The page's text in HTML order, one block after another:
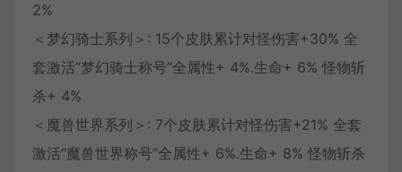
2%
＜梦幻骑士系列＞: 15个皮肤累计对怪伤害+30% 全
套激活“梦幻骑士称号”全属性+ 4%.生命+ 6% 怪物斩
杀+ 4%
＜魔兽世界系列＞: 7个皮肤累计对怪伤害+21% 全套
激活“魔兽世界称号”全属性+ 6%.生命+ 8% 怪物斩杀